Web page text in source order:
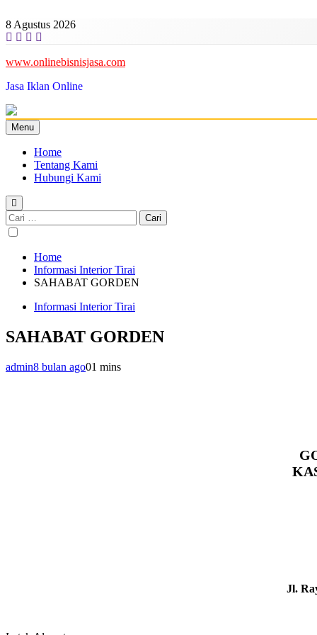
to
content
8 Agustus 2026
www.onlinebisnisjasa.com
Jasa Iklan Online
Menu
Home
Tentang Kami
Hubungi Kami
Cari
untuk:
Home
Informasi Interior Tirai
SAHABAT GORDEN
Informasi Interior Tirai
SAHABAT GORDEN
admin8 bulan ago01 mins
Jl.